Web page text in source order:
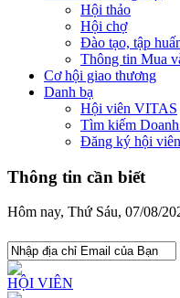
Hội thảo
Hội chợ
Đào tạo, tập
Thông tin Mua
Cơ hội giao thương
Danh bạ
Hội viên VITAS
Tìm kiếm
Đăng ký hội
Thông tin cần biết
Hôm nay, Thứ Sáu, 07/08/
HỘI VIÊN